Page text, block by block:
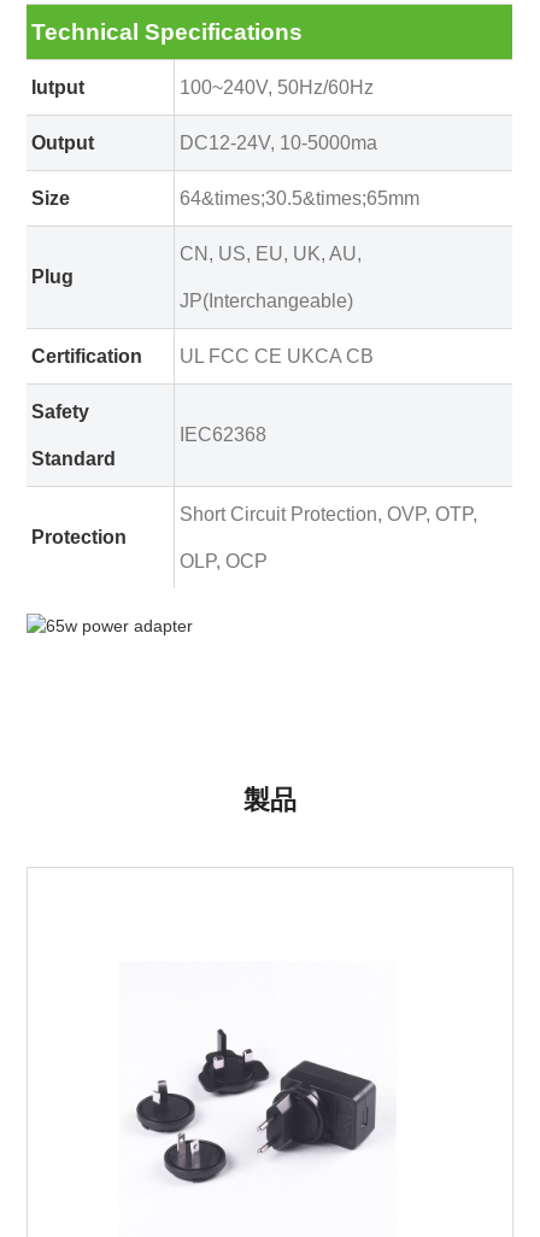
Technical Specifications
Iutput 100~240V, 50Hz/60Hz
Output DC12-24V, 10-5000ma
Size 64&times;30.5&times;65mm
Plug
CN, US, EU, UK, AU,
JP(Interchangeable)
Certification UL FCC CE UKCA CB
Safety
Standard
IEC62368
Protection
Short Circuit Protection, OVP, OTP,
OLP, OCP
製品